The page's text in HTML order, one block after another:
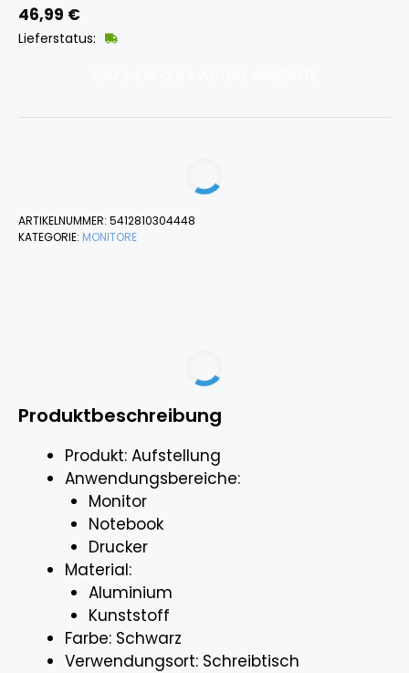
46,99 €
Lieferstatus:
ARTIKELNUMMER: 5412810304448
KATEGORIE: MONITORE
Produktbeschreibung
Produkt: Aufstellung
Anwendungsbereiche:
Monitor
Notebook
Drucker
Material:
Aluminium
Kunststoff
Farbe: Schwarz
Verwendungsort: Schreibtisch